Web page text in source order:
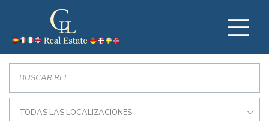
TODAS LAS LOCALIZACIONES